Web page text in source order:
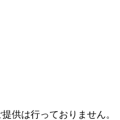
供は行っておりません。